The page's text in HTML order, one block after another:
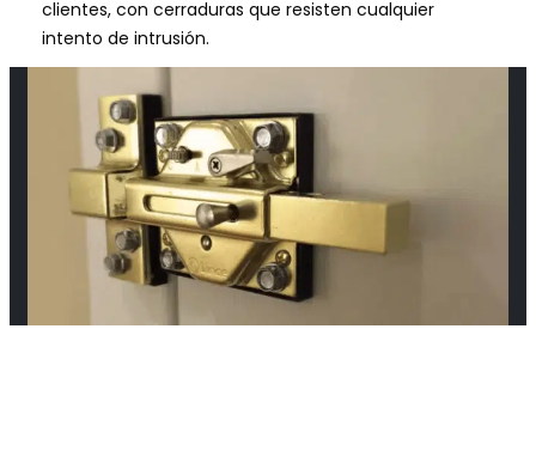
clientes, con cerraduras que resisten cualquier
intento de intrusión.